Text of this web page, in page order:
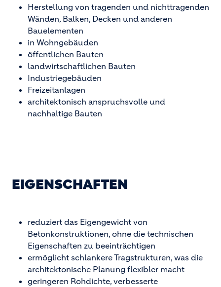
Herstellung von tragenden und nichttragenden
Wänden, Balken, Decken und anderen
Bauelementen
in Wohngebäuden
öffentlichen Bauten
landwirtschaftlichen Bauten
Industriegebäuden
Freizeitanlagen
architektonisch anspruchsvolle und
nachhaltige Bauten
EIGENSCHAFTEN
reduziert das Eigengewicht von
Betonkonstruktionen, ohne die technischen
Eigenschaften zu beeinträchtigen
ermöglicht schlankere Tragstrukturen, was die
architektonische Planung flexibler macht
geringeren Rohdichte, verbesserte